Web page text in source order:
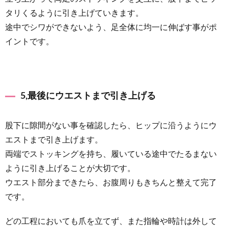
タリくるように引き上げていきます。
途中でシワができないよう、足全体に均一に伸ばす事がポ
イントです。
5,最後にウエストまで引き上げる
股下に隙間がない事を確認したら、ヒップに沿うようにウ
エストまで引き上げます。
両端でストッキングを持ち、履いている途中でたるまない
ように引き上げることが大切です。
ウエスト部分まできたら、お腹周りもきちんと整えて完了
です。
どの工程においても爪を立てず、また指輪や時計は外して